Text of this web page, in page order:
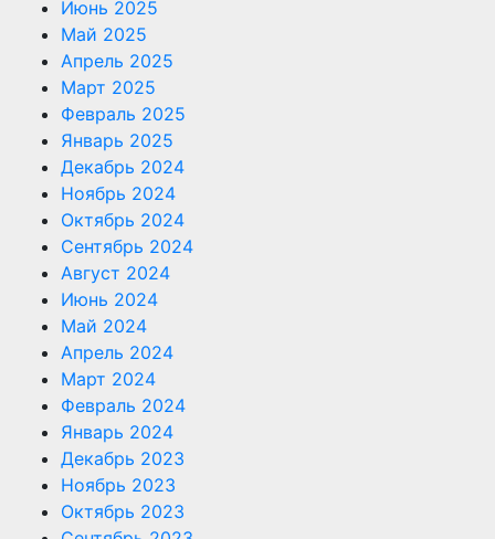
Июнь 2025
Май 2025
Апрель 2025
Март 2025
Февраль 2025
Январь 2025
Декабрь 2024
Ноябрь 2024
Октябрь 2024
Сентябрь 2024
Август 2024
Июнь 2024
Май 2024
Апрель 2024
Март 2024
Февраль 2024
Январь 2024
Декабрь 2023
Ноябрь 2023
Октябрь 2023